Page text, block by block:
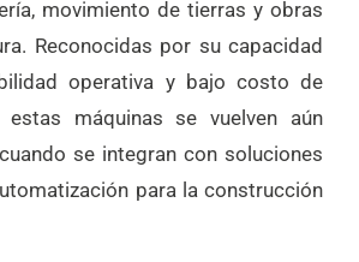
movimiento de tierras y obras
Reconocidas por su capacidad
operativa y bajo costo de
estas máquinas se vuelven aún
se integran con soluciones
para la construcción